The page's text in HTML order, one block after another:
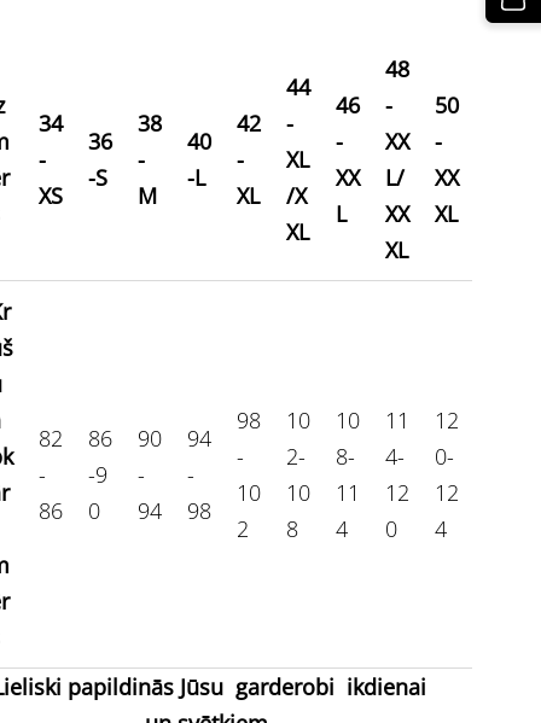
34
-
XS
36
-S
38
-
M
40
-L
42
-
XL
44
-
XL
/X
XL
46
-
XX
L
48
-
XX
L/
XX
XL
50
-
XX
XL
82
-
86
86
-9
0
90
-
94
94
-
98
98
-
10
2
10
2-
10
8
10
8-
11
4
11
4-
12
0
12
0-
12
4
papildinās Jūsu garderobi ikdienai